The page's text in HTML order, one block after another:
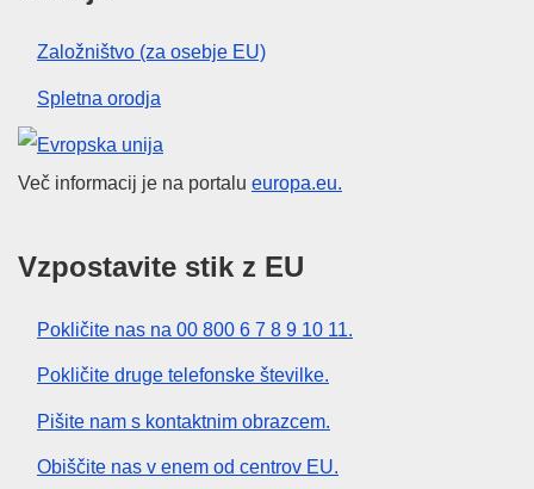
Založništvo (za osebje EU)
Spletna orodja
Evropska unija
Več informacij je na portalu europa.eu.
Vzpostavite stik z EU
Pokličite nas na 00 800 6 7 8 9 10 11.
Pokličite druge telefonske številke.
Pišite nam s kontaktnim obrazcem.
Obiščite nas v enem od centrov EU.